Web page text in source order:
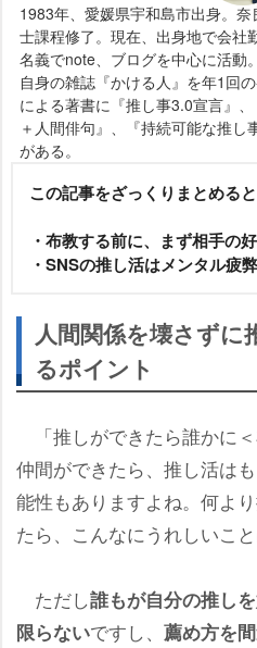
1983年、愛媛県宇和島市出身。
士課程修了。現在、出身地で会社
名義でnote、ブログを中心に活動
自身の雑誌『かける人』を年1回
による著書に『推し事3.0宣言』
＋人間俳句』、『持続可能な推し
がある。
この記事をざっくりまとめる
・布教する前に、まず相手の
・SNSの推し活はメンタル疲
人間関係を壊さずに
るポイント
「推しができたら誰かに＜
仲間ができたら、推し活は
能性もありますよね。何よ
たら、こんなにうれしいこと
ただし誰もが自分の推し
限らないですし、 薦め方を